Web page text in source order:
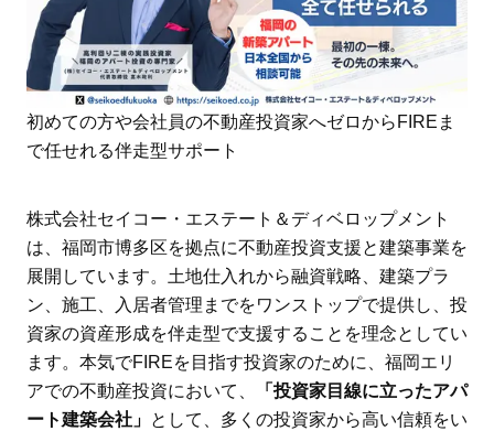
初めての方や会社員の不動産投資家へゼロからFIREま
で任せれる伴走型サポート
株式会社セイコー・エステート＆ディベロップメント
は、福岡市博多区を拠点に不動産投資支援と建築事業を
展開しています。土地仕入れから融資戦略、建築プラ
ン、施工、入居者管理までをワンストップで提供し、投
資家の資産形成を伴走型で支援することを理念としてい
ます。本気でFIREを目指す投資家のために、福岡エリ
アでの不動産投資において、
「投資家目線に立ったアパ
ート建築会社」 として、多くの投資家から高い信頼をい